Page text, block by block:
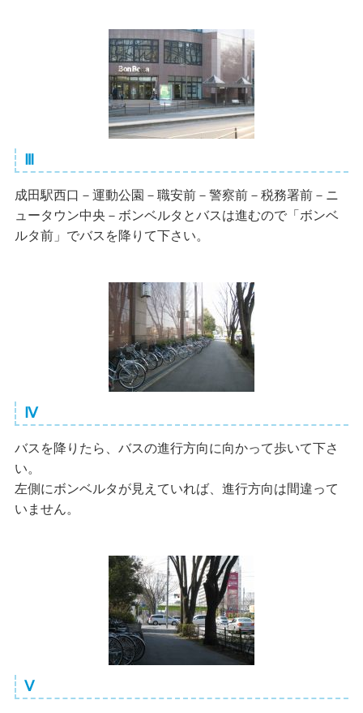
成田駅西口－運動公園－職安前－警察前－税務署前－ニ
ュータウン中央－ボンベルタとバスは進むので「ボンベ
ルタ前」でバスを降りて下さい。
Ⅳ
バスを降りたら、バスの進行方向に向かって歩いて下さ
い。
左側にボンベルタが見えていれば、進行方向は間違って
いません。
Ⅴ